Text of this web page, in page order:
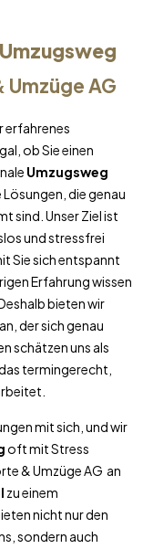
Umzugsweg
AG
erfahrenes
ob Sie einen
Umzugsweg
die genau
sind. Unser Ziel ist
und stressfrei
Sie sich entspannt
Erfahrung wissen
bieten wir
der sich genau
schätzen uns als
das termingerecht,
mit sich, und wir
oft mit Stress
& Umzüge AG an
zu einem
nicht nur den
sondern auch